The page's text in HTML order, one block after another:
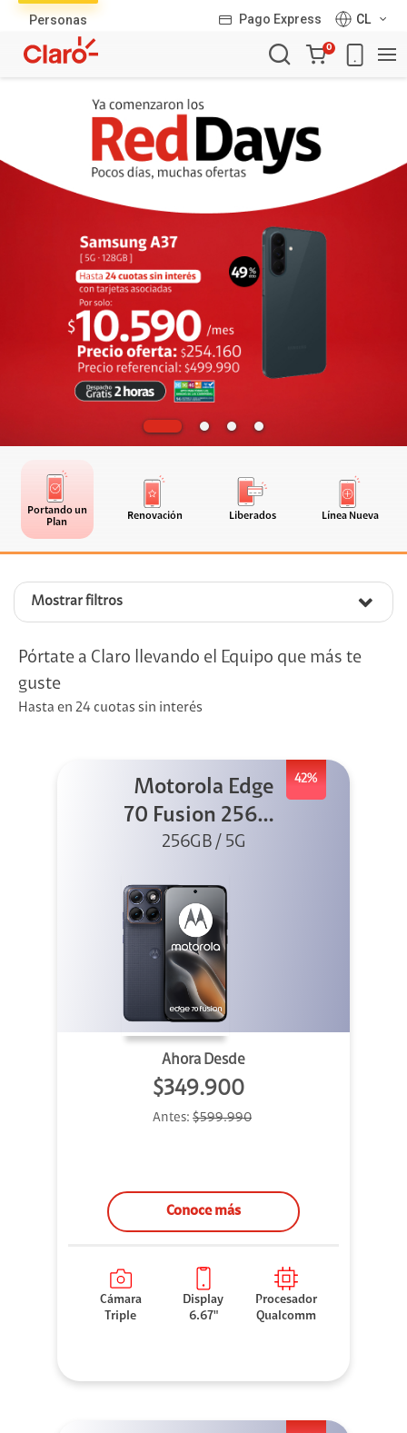
Personas Pago Express
CL
Carro
de
0
Portando un
Plan
Renovación Liberados Línea Nueva
Mostrar filtros
productos
Pórtate a Claro llevando el Equipo que más te
guste
Hasta en 24 cuotas sin interés
42%
Motorola Edge
70 Fusion 256GB
Azul
256GB / 5G
Ahora Desde
$349.900
Antes: $599.990
Conoce más
Cámara
Triple
Display
6.67"
Procesador
Qualcomm